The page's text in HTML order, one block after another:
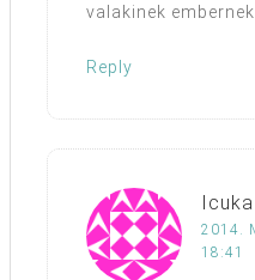
valakinek
Reply
Icuka
2014.
18:41